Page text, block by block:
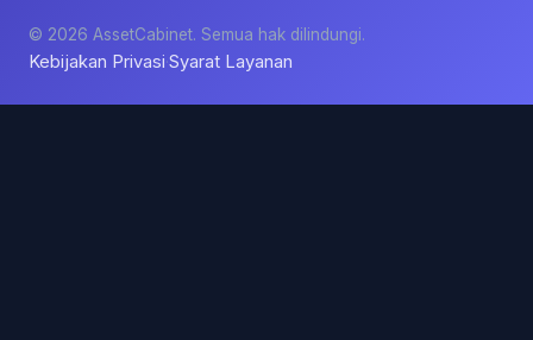
© 2026 AssetCabinet. Semua hak dilindungi.
Kebijakan Privasi·Syarat Layanan